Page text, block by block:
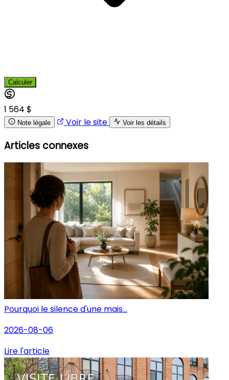
Calculer
1 564 $
Note légale Voir le site Voir les détails
Articles connexes
Pourquoi le silence d'une mais...
2026-08-06
Lire l'article